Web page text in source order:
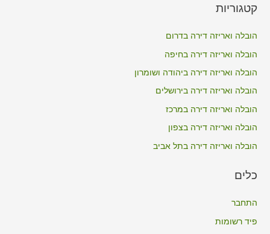
r
o
r
:
קטגוריות
הובלה ואריזה דירה בדרום
הובלה ואריזה דירה בחיפה
הובלה ואריזה דירה ביהודה ושומרון
הובלה ואריזה דירה בירושלים
הובלה ואריזה דירה במרכז
הובלה ואריזה דירה בצפון
הובלה ואריזה דירה בתל אביב
כלים
התחבר
פיד רשומות